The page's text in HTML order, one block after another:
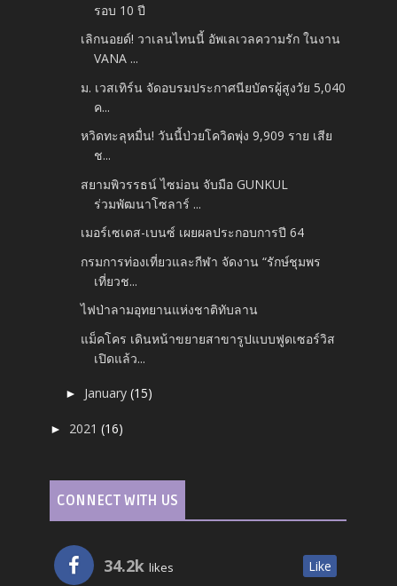
รอบ 10 ปี
เลิกนอยด์! วาเลนไทนนี้ อัพเลเวลความรัก ในงาน
VANA ...
ม. เวสเทิร์น จัดอบรมประกาศนียบัตรผู้สูงวัย 5,040
ค...
หวิดทะลุหมื่น! วันนี้ป่วยโควิดพุ่ง 9,909 ราย เสีย
ช...
สยามพิวรรธน์ ไซม่อน จับมือ GUNKUL
ร่วมพัฒนาโซลาร์ ...
เมอร์เซเดส-เบนซ์ เผยผลประกอบการปี 64
กรมการท่องเที่ยวและกีฬา จัดงาน “รักษ์ชุมพร
เที่ยวช...
ไฟป่าลามอุทยานแห่งชาติทับลาน
แม็คโคร เดินหน้าขยายสาขารูปแบบฟูดเซอร์วิส
เปิดแล้ว...
► January(15)
► 2021(16)
CONNECT WITH US
34.2k likes Like